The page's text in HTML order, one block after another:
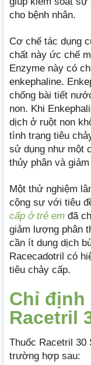
cho bệnh nhân.
Cơ chế tác dụng
chất này ức chế
Enzyme này có
enkephaline.
chống bài tiết
non. Khi
dịch ở ruột non
tình trạng tiêu
sử dụng như một
thủy phân và
Một thử nghiệm
cộng sự với tiêu
cấp ở trẻ em đã
giảm lượng phân
cần ít dung dịch
Racecadotril có
tiêu chảy cấp.
Chỉ định
Racetril
Thuốc Racetril 30
trường hợp sau: